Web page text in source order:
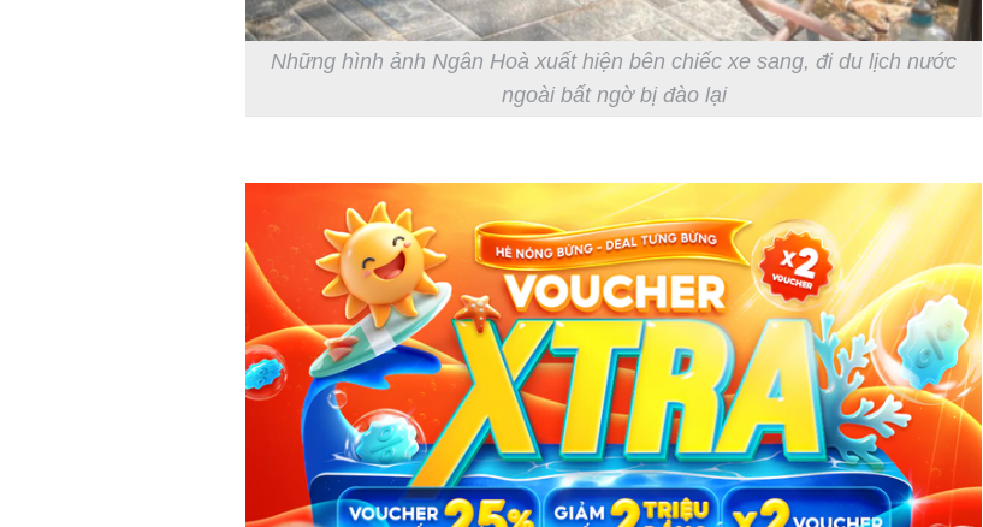
Những hình ảnh Ngân Hoà xuất hiện bên chiếc xe sang, đi du lịch nước
ngoài bất ngờ bị đào lại